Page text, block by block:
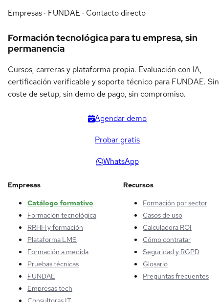
Empresas · FUNDAE · Contacto directo
Formación tecnológica para tu empresa, sin
permanencia
Cursos, carreras y plataforma propia. Evaluación con IA,
certificación verificable y soporte técnico para FUNDAE. Sin
coste de setup, sin demo de pago, sin compromiso.
Agendar demo
Probar gratis
WhatsApp
Empresas
Catálogo formativo
Formación tecnológica
RRHH y formación
Plataforma LMS
Formación a medida
Pruebas técnicas
FUNDAE
Empresas tech
Recursos
Formación por sector
Casos de uso
Calculadora ROI
Cómo contratar
Seguridad y RGPD
Glosario
Preguntas frecuentes